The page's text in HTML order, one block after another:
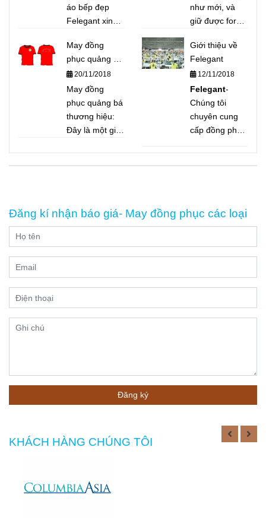
chất lượng
"rởm"
quý khách hàng
bộ Size áo bếp
nhất để tham
khảo.
áo bếp đẹp
Felegant xin
số mẫu điển
hình và thông
dụng bên dưới,
để quý khách
tiện tham khảo
như mới, và
giữ được form
May đồng
phục quảng bá
thương hiệu
20/11/2018
May đồng
phục quảng bá
thương hiệu:
Đây là một giải
hiệu nhanh
chóng và phủ
Giới thiệu về
Felegant
12/11/2018
Felegant-
Chúng tôi
chuyên cung
cấp đồng phục
Tư vấn, may
mẫu hoàn toàn
nghiệm may
sẽ cung cấp
cho bạn giải
dáng sang
bảo hành các
sau khi giao,
nếu lỗi sản
Đăng kí nhận báo giá- May đồng phục các loại
Đăng ký
KHÁCH HÀNG CHÚNG TÔI